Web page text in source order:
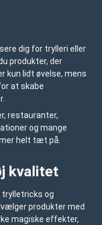
dig for trylleri eller
produkter, der
kun lidt øvelse, mens
at skabe
restauranter,
og mange
helt tæt på.
kvalitet
og
produkter med
magiske effekter,